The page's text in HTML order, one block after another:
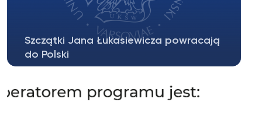
Szczątki Jana Łukasiewicza powracają
do Polski
Dublin) wybitnego logika...